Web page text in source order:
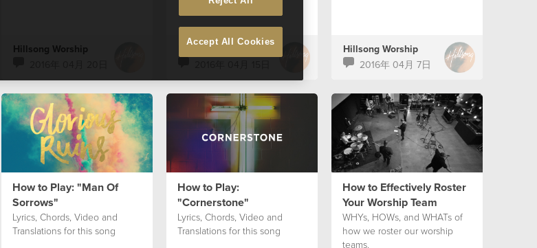
Hillsong Worship
Hillsong Worship
Hillsong Worship
2016年 04月 7日
How to Play: "Man Of
Sorrows"
Lyrics, Chords, Video and
Translations for this song
How to Play:
"Cornerstone"
Lyrics, Chords, Video and
Translations for this song
How to Effectively Roster
Your Worship Team
WHYs, HOWs, and WHATs of
how we roster our worship
teams.
Accept All Cookies